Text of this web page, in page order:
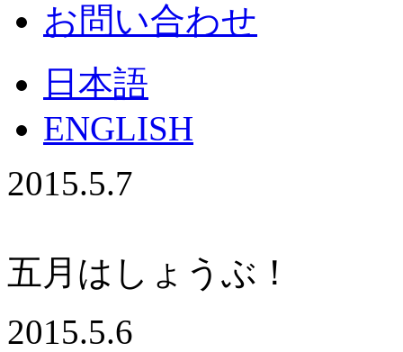
お問い合わせ
日本語
ENGLISH
2015.5.7
五月はしょうぶ！
2015.5.6